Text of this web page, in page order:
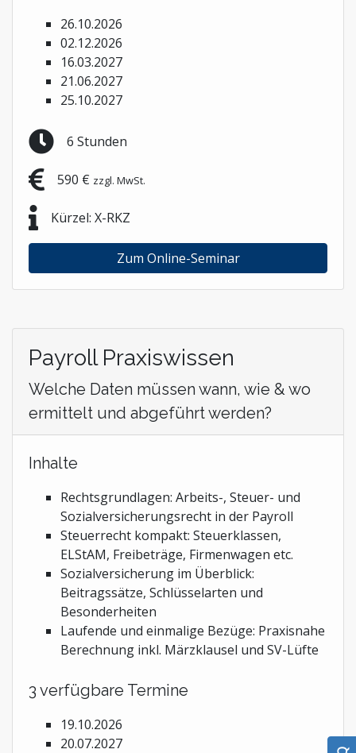
26.10.2026
02.12.2026
16.03.2027
21.06.2027
25.10.2027
6 Stunden
590 € zzgl. MwSt.
Kürzel: X-RKZ
Zum Online-Seminar
Payroll Praxiswissen
Welche Daten müssen wann, wie & wo
ermittelt und abgeführt werden?
Inhalte
Rechtsgrundlagen: Arbeits-, Steuer- und
Sozialversicherungsrecht in der Payroll
Steuerrecht kompakt: Steuerklassen,
ELStAM, Freibeträge, Firmenwagen etc.
Sozialversicherung im Überblick:
Beitragssätze, Schlüsselarten und
Besonderheiten
Laufende und einmalige Bezüge: Praxisnahe
Berechnung inkl. Märzklausel und SV-Lüfte
3 verfügbare Termine
19.10.2026
20.07.2027